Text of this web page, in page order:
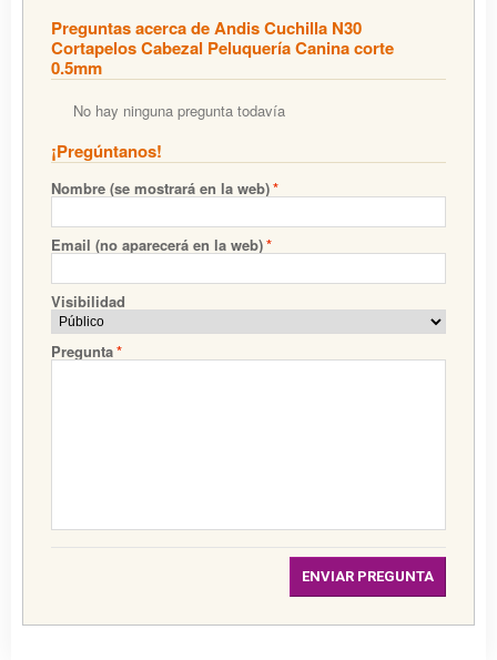
Preguntas acerca de Andis Cuchilla N30
Cortapelos Cabezal Peluquería Canina corte
0.5mm
No hay ninguna pregunta todavía
¡Pregúntanos!
Nombre (se mostrará en la web)*
Email (no aparecerá en la web)*
Visibilidad
Pregunta*
ENVIAR PREGUNTA